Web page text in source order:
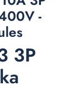
-
3P